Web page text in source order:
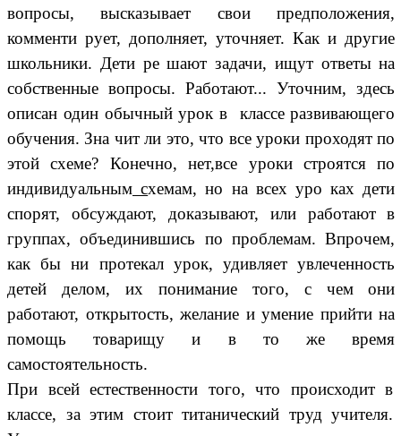
вопросы, высказывает свои предположения,
комменти рует, дополняет, уточняет. Как и другие
школьники. Дети ре шают задачи, ищут ответы на
собственные вопросы. Работают... Уточним, здесь
описан один обычный урок в классе развивающего
обучения. Зна чит ли это, что все уроки проходят по
этой схеме? Конечно, нет,все уроки строятся по
индивидуальным схемам, но на всех уро ках дети
спорят, обсуждают, доказывают, или работают в
группах, объединившись по проблемам. Впрочем,
как бы ни протекал урок, удивляет увлеченность
детей делом, их понимание того, с чем они
работают, открытость, желание и умение прийти на
помощь товарищу и в то же время
самостоятельность.
При всей естественности того, что происходит в
классе, за этим стоит титанический труд учителя.